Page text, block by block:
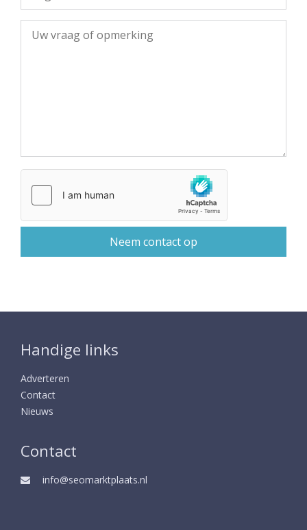
Handige links
Adverteren
Contact
Nieuws
Contact
info@seomarktplaats.nl